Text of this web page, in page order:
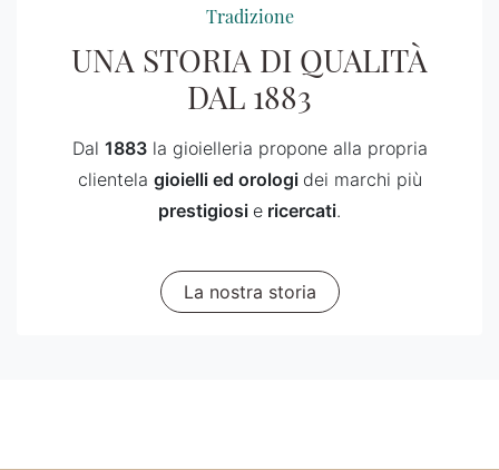
Tradizione
UNA STORIA DI QUALITÀ
DAL 1883
Dal 1883la gioielleria propone alla propria
clientela gioielli ed orologi dei marchi più
prestigiosi e ricercati.
La nostra storia